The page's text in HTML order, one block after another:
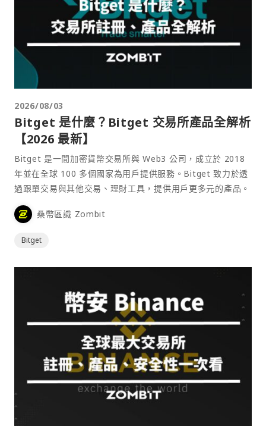
2026/08/03
Bitget 是什麼？Bitget 交易所產品全解析
【2026 最新】
Bitget 是一間加密貨幣交易所與 Web3 公司，成立於 2018
年並在全球 100 多個國家為用戶提供服務。Bitget 致力於透
過跟單交易與其他交易、理財工具，提供用戶更多元的產品。
桑幣區識 Zombit
Bitget